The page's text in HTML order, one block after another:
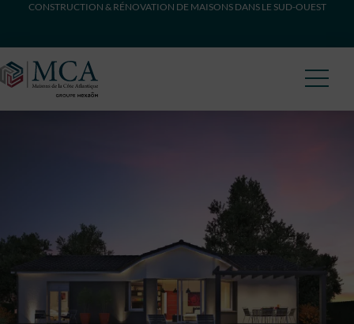
CONSTRUCTION & RÉNOVATION DE MAISONS DANS LE SUD-OUEST